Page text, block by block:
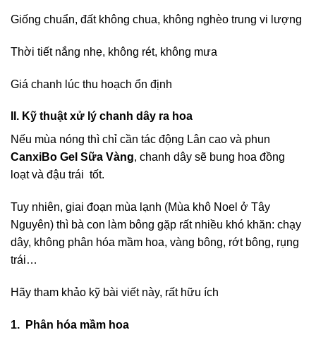
Giống chuẩn, đất không chua, không nghèo trung vi lượng
Thời tiết nắng nhẹ, không rét, không mưa
Giá chanh lúc thu hoạch ổn định
II. Kỹ thuật xử lý chanh dây ra hoa
Nếu mùa nóng thì chỉ cần tác động Lân cao và phun
CanxiBo Gel Sữa Vàng, chanh dây sẽ bung hoa đồng
loạt và đậu trái tốt.
Tuy nhiên, giai đoạn mùa lạnh (Mùa khô Noel ở Tây
Nguyên) thì bà con làm bông gặp rất nhiều khó khăn: chạy
dây, không phân hóa mầm hoa, vàng bông, rớt bông, rụng
trái…
Hãy tham khảo kỹ bài viết này, rất hữu ích
1. Phân hóa mầm hoa